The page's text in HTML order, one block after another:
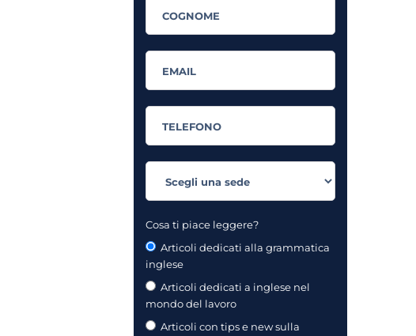
Cosa ti piace leggere?
Articoli dedicati alla grammatica
inglese
Articoli dedicati a inglese nel
mondo del lavoro
Articoli con tips e new sulla